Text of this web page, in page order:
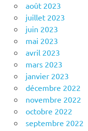
août 2023
juillet 2023
juin 2023
mai 2023
avril 2023
mars 2023
janvier 2023
décembre 2022
novembre 2022
octobre 2022
septembre 2022